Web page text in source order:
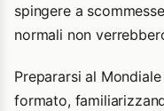
spingere a
normali non
Prepararsi al
formato,